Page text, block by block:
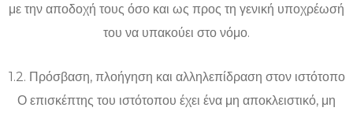
με την αποδοχή τους όσο και ως προς τη γενική υποχρέωσή
του να υπακούει στο νόμο.
1.2. Πρόσβαση, πλοήγηση και αλληλεπίδραση στον ιστότοπο
Ο επισκέπτης του ιστότοπου έχει ένα μη αποκλειστικό, μη